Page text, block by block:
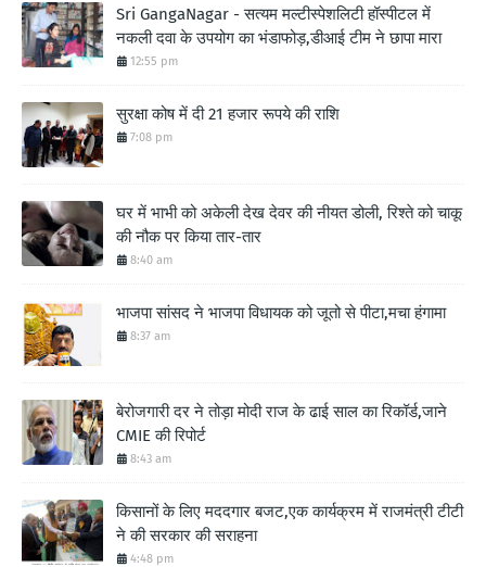
Sri GangaNagar - सत्यम मल्टीस्पेशलिटी हॉस्पीटल में
नकली दवा के उपयोग का भंडाफोड़,डीआई टीम ने छापा मारा
12:55 pm
सुरक्षा कोष में दी 21 हजार रूपये की राशि
7:08 pm
घर में भाभी को अकेली देख देवर की नीयत डोली, रिश्ते को चाकू
की नौक पर किया तार-तार
8:40 am
भाजपा सांसद ने भाजपा विधायक को जूतो से पीटा,मचा हंगामा
8:37 am
बेरोजगारी दर ने तोड़ा मोदी राज के ढाई साल का रिकॉर्ड,जाने
CMIE की रिपोर्ट
8:43 am
किसानों के लिए मददगार बजट,एक कार्यक्रम में राजमंत्री टीटी
ने की सरकार की सराहना
4:48 pm